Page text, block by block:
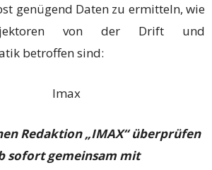
genügend Daten zu ermitteln, wie
von der Drift und
betroffen sind:
Redaktion „IMAX“ überprüfen
sofort gemeinsam mit